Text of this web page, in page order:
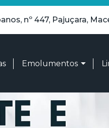
nº 447, Pajuçara,
Emolumentos
Tabela D - Atos dos
Tabela O - Comum a